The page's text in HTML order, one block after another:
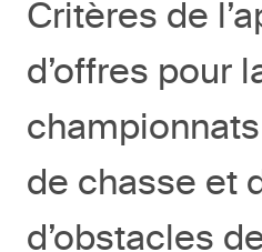
Critères de
d’offres pour
de chasse et
d’obstacles